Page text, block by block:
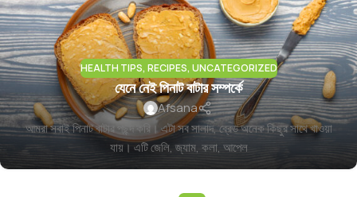
HEALTH TIPS, RECIPES, UNCATEGORIZED
যেনে নেই পিনাট বাটার সম্পর্কে
Afsana
আমরা সবাই পিনাট বাটার পছন্দ করি। এটা সব সালাদ, ব্রেড অনেক কিছুর সাথে খাওয়া
যায়। এটি জেলি, জ্যাম, কলা, আপেল